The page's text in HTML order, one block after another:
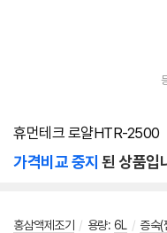
휴먼테크 로얄HTR-2500
가격비교 중지 된 상품입
홍삼액제조기 / 용량: 6L / 증숙(